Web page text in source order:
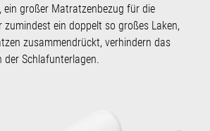
ein großer Matratzenbezug für die
zumindest ein doppelt so großes Laken,
zusammendrückt, verhindern das
der Schlafunterlagen.